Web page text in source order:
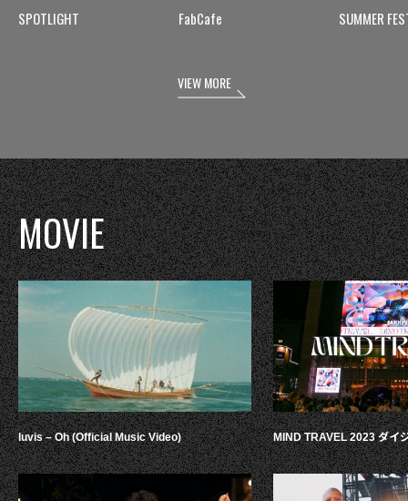
SPOTLIGHT FabCafe SUMMER
VIEW MORE
MOVIE
luvis – Oh (Official Music Video) MIND TRAVEL 2023 ダイ